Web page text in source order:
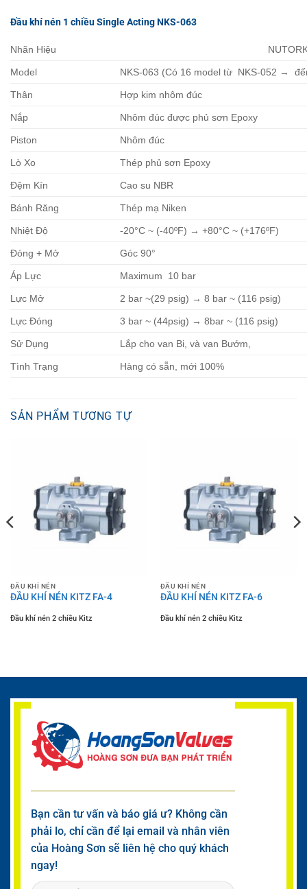
Đầu khí nén 1 chiều Single Acting NKS-063
Nhãn Hiệu
Model NKS-063 (Có 16 model từ NKS-052 →
Thân Hợp kim nhôm đúc
Nắp Nhôm đúc được phủ sơn Epoxy
Piston Nhôm đúc
Lò Xo Thép phủ sơn Epoxy
Đệm Kín Cao su NBR
Bánh Răng Thép mạ Niken
Nhiệt Độ -20°C ~ (-40ºF) → +80°C ~ (+176ºF)
Đóng + Mở Góc 90°
Áp Lực Maximum 10 bar
Lực Mở 2 bar ~(29 psig) → 8 bar ~ (116 psig)
Lực Đóng 3 bar ~ (44psig) → 8bar ~ (116 psig)
Sử Dụng Lắp cho van Bi, và van Bướm,
Tình Trạng Hàng có sẵn, mới 100%
SẢN PHẨM TƯƠNG TỰ
ĐẦU KHÍ NÉN
ĐẦU KHÍ NÉN KITZ FA-4
Đầu khí nén 2 chiều Kitz
ĐẦU KHÍ NÉN
ĐẦU KHÍ NÉN KITZ FA-6
Đầu khí nén 2 chiều Kitz
Bạn cần tư vấn và báo giá ư? Không cần
phải lo, chỉ cần để lại email và nhân viên
của Hoàng Sơn sẽ liên hệ cho quý khách
ngay!